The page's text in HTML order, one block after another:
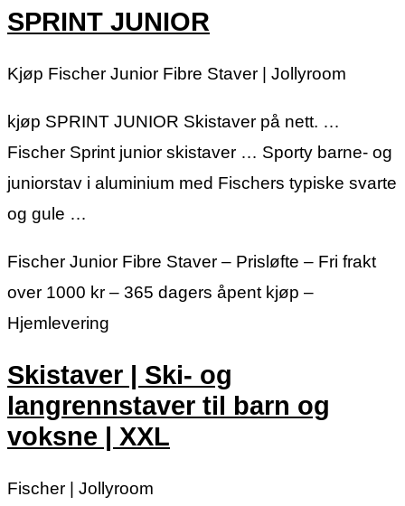
SPRINT JUNIOR
Kjøp Fischer Junior Fibre Staver | Jollyroom
kjøp SPRINT JUNIOR Skistaver på nett. …
Fischer Sprint junior skistaver … Sporty barne- og
juniorstav i aluminium med Fischers typiske svarte
og gule …
Fischer Junior Fibre Staver – Prisløfte – Fri frakt
over 1000 kr – 365 dagers åpent kjøp –
Hjemlevering
Skistaver | Ski- og
langrennstaver til barn og
voksne | XXL
Fischer | Jollyroom